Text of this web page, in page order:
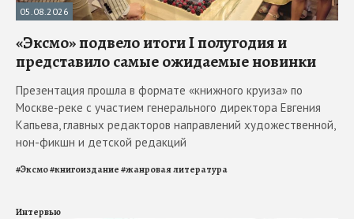
05.08.2026
«Эксмо» подвело итоги I полугодия и
представило самые ожидаемые новинки
Презентация прошла в формате «книжного круиза» по
Москве-реке с участием генерального директора Евгения
Капьева, главных редакторов направлений художественной,
нон-фикшн и детской редакций
#Эксмо#книгоиздание#жанровая литература
Интервью